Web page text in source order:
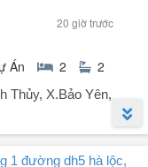
1 bể ngâm, 1 phòng
20 giờ trước
Án 2 2
Thủy, X.Bảo Yên,
1 đường dh5 hà lộc,